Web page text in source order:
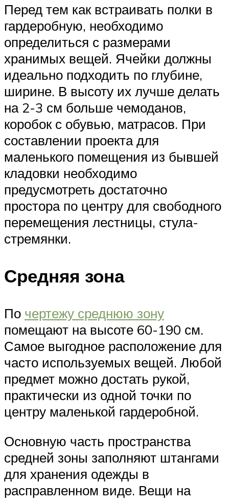
Перед тем как встраивать полки в
гардеробную, необходимо
определиться с размерами
хранимых вещей. Ячейки должны
идеально подходить по глубине,
ширине. В высоту их лучше делать
на 2-3 см больше чемоданов,
коробок с обувью, матрасов. При
составлении проекта для
маленького помещения из бывшей
кладовки необходимо
предусмотреть достаточно
простора по центру для свободного
перемещения лестницы, стула-
стремянки.
Средняя зона
По чертежу среднюю зону
помещают на высоте 60-190 см.
Самое выгодное расположение для
часто используемых вещей. Любой
предмет можно достать рукой,
практически из одной точки по
центру маленькой гардеробной.
Основную часть пространства
средней зоны заполняют штангами
для хранения одежды в
расправленном виде. Вещи на